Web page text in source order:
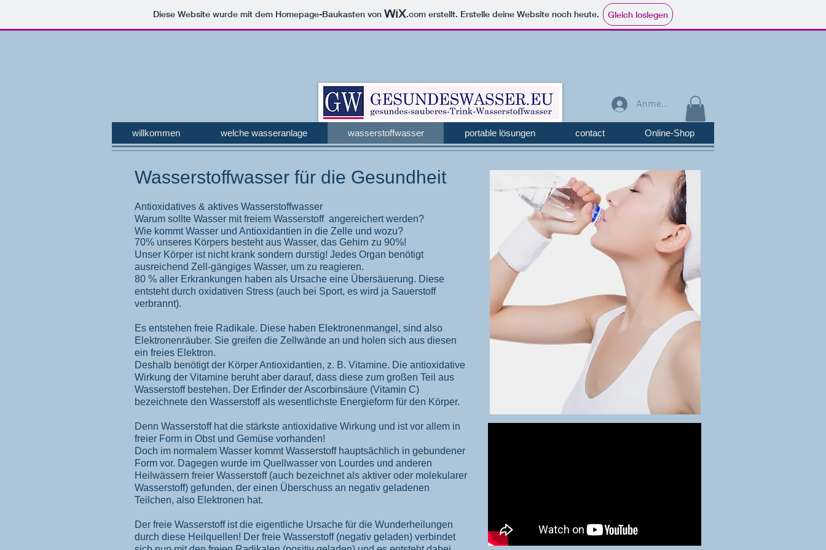
Diese Website wurde mit dem Homepage-Baukasten von .com erstellt. Erstelle deine Website noch heute. Gleich loslegen
Anmelden
willkommen welche wasseranlage wasserstoffwasser portable lösungen contact Online-Shop
Wasserstoffwasser für die Gesundheit
Antioxidatives & aktives Wasserstoffwasser
Warum sollte Wasser mit freiem Wasserstoff angereichert werden?
Wie kommt Wasser und Antioxidantien in die Zelle und wozu?
70% unseres Körpers besteht aus Wasser, das Gehirn zu 90%!
Unser Körper ist nicht krank sondern durstig! Jedes Organ benötigt
ausreichend Zell-gängiges Wasser, um zu reagieren.
80 % aller Erkrankungen haben als Ursache eine Übersäuerung. Diese
entsteht durch oxidativen Stress (auch bei Sport, es wird ja Sauerstoff
verbrannt).
Es entstehen freie Radikale. Diese haben Elektronenmangel, sind also
Elektronenräuber. Sie greifen die Zellwände an und holen sich aus diesen
ein freies Elektron.
Deshalb benötigt der Körper Antioxidantien, z. B. Vitamine. Die antioxidative
Wirkung der Vitamine beruht aber darauf, dass diese zum großen Teil aus
Wasserstoff bestehen. Der Erfinder der Ascorbinsäure (Vitamin C)
bezeichnete den Wasserstoff als wesentlichste Energieform für den Körper.
Denn Wasserstoff hat die stärkste antioxidative Wirkung und ist vor allem in
freier Form in Obst und Gemüse vorhanden!
Doch im normalem Wasser kommt Wasserstoff hauptsächlich in gebundener
Form vor. Dagegen wurde im Quellwasser von Lourdes und anderen
Heilwässern freier Wasserstoff (auch bezeichnet als aktiver oder molekularer
Wasserstoff) gefunden, der einen Überschuss an negativ geladenen
Teilchen, also Elektronen hat.
Der freie Wasserstoff ist die eigentliche Ursache für die Wunderheilungen
durch diese Heilquellen! Der freie Wasserstoff (negativ geladen) verbindet